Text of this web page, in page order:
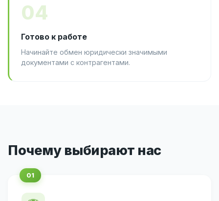
04
Готово к работе
Начинайте обмен юридически значимыми
документами с контрагентами.
Почему выбирают нас